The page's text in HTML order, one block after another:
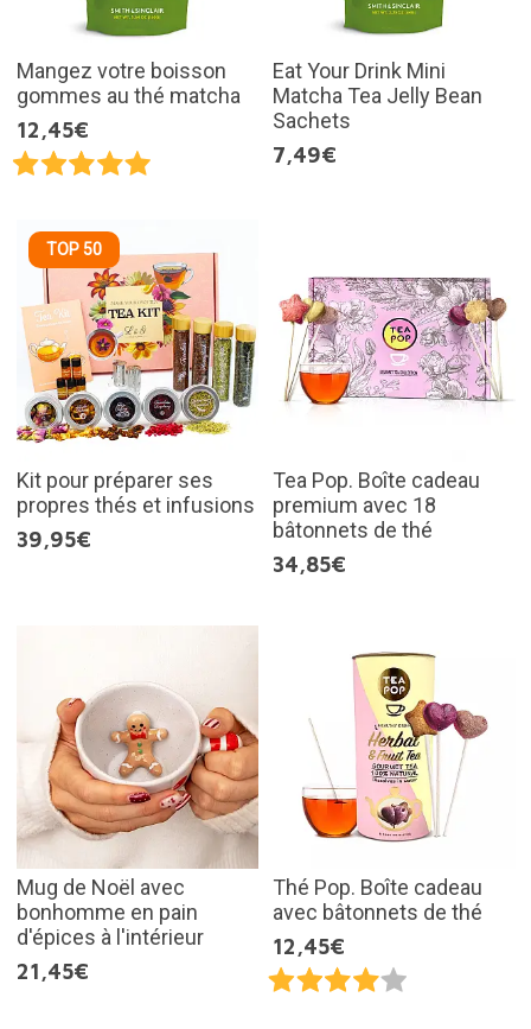
Mangez votre boisson
gommes au thé matcha
12,45€
Eat Your Drink Mini
Matcha Tea Jelly Bean
Sachets
7,49€
TOP 50
Kit pour préparer ses
propres thés et infusions
39,95€
Tea Pop. Boîte cadeau
premium avec 18
bâtonnets de thé
34,85€
Mug de Noël avec
bonhomme en pain
d'épices à l'intérieur
21,45€
Thé Pop. Boîte cadeau
avec bâtonnets de thé
12,45€